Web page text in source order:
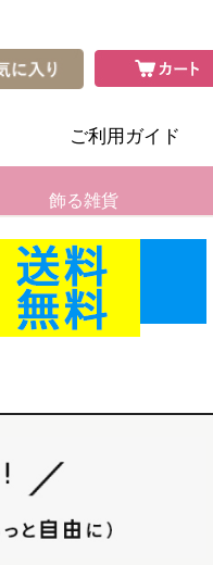
ご利用ガイド
飾る雑貨